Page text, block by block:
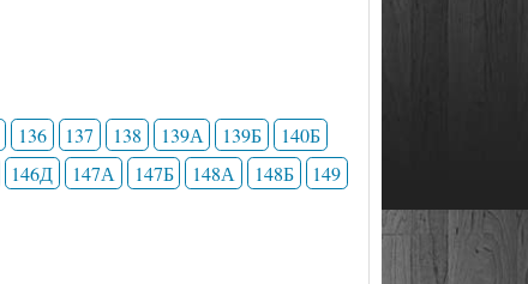
136 137 138 139А 139Б
140Б
146Д 147А 147Б 148А 148Б
149